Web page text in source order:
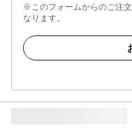
※このフォームからのご注
なります。